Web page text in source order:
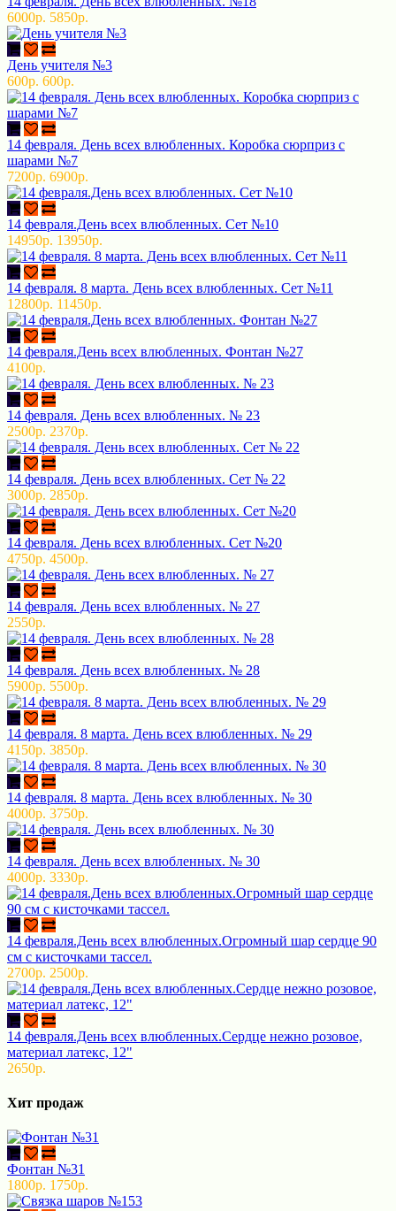
6000р. 5850р.
День учителя №3
600р. 600р.
14 февраля. День всех влюбленных. Коробка сюрприз с
шарами №7
7200р. 6900р.
14 февраля.День всех влюбленных. Сет №10
14950р. 13950р.
14 февраля. 8 марта. День всех влюбленных. Сет №11
12800р. 11450р.
14 февраля.День всех влюбленных. Фонтан №27
4100р.
14 февраля. День всех влюбленных. № 23
2500р. 2370р.
14 февраля. День всех влюбленных. Сет № 22
3000р. 2850р.
14 февраля. День всех влюбленных. Сет №20
4750р. 4500р.
14 февраля. День всех влюбленных. № 27
2550р.
14 февраля. День всех влюбленных. № 28
5900р. 5500р.
14 февраля. 8 марта. День всех влюбленных. № 29
4150р. 3850р.
14 февраля. 8 марта. День всех влюбленных. № 30
4000р. 3750р.
14 февраля. День всех влюбленных. № 30
4000р. 3330р.
14 февраля.День всех влюбленных.Огромный шар сердце 90
см с кисточками тассел.
2700р. 2500р.
14 февраля.День всех влюбленных.Сердце нежно розовое,
материал латекс, 12"
2650р.
Хит продаж
Фонтан №31
1800р. 1750р.